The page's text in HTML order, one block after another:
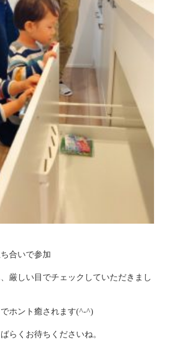
合いで参加
厳しい目でチェックしていただきまし
ホント癒されます(^-^)
らくお待ちくださいね。